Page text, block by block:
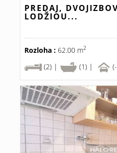
PREDAJ,
LODŽIOU...
Rozloha : 62.00 m2
(2) |
(1) |